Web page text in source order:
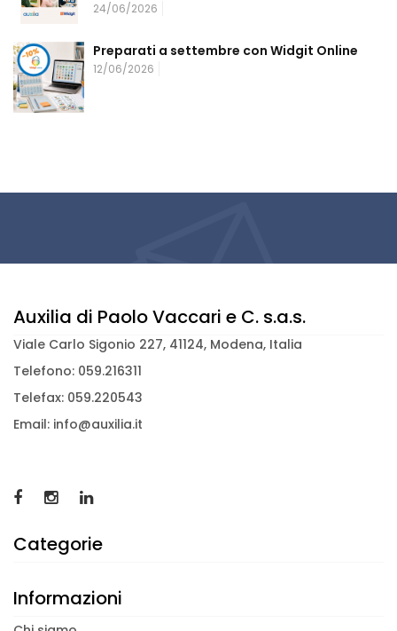
24/06/2026
​Preparati a settembre con Widgit Online
12/06/2026
Auxilia di Paolo Vaccari e C. s.a.s.
Viale Carlo Sigonio 227, 41124, Modena, Italia
Telefono: 059.216311
Telefax: 059.220543
Email: info@auxilia.it
Categorie
Informazioni